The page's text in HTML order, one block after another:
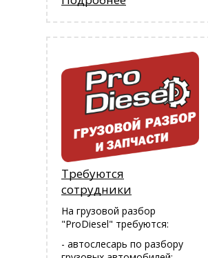
Требуются
сотрудники
На грузовой разбор
"ProDiesel" требуются:
- автослесарь по разбору